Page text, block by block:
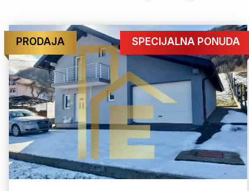
PRODAJA SPECIJALNA PONUDA